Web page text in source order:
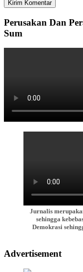
Perusakan Dan
Sum
Jurnalis
sehingga
Demokrasi
Advertisement